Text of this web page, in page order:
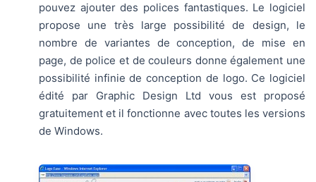
pouvez ajouter des polices fantastiques. Le logiciel
propose une très large possibilité de design, le
nombre de variantes de conception, de mise en
page, de police et de couleurs donne également une
possibilité infinie de conception de logo. Ce logiciel
édité par Graphic Design Ltd vous est proposé
gratuitement et il fonctionne avec toutes les versions
de Windows.